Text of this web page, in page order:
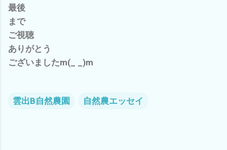
最後
まで
ご視聴
ありがとう
ございましたm(_ _)m
雲出B自然農園 自然農エッセイ